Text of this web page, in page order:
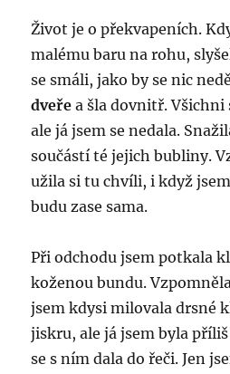
Život je o překvapeních.
malému baru na rohu,
se smáli, jako by se nic
dveře a šla dovnitř. Všichni
ale já jsem se nedala.
součástí té jejich bubliny.
užila si tu chvíli, i když
budu zase sama.
Při odchodu jsem potkala
koženou bundu.
jsem kdysi milovala drsné
jiskru, ale já jsem byla
se s ním dala do řeči. Jen